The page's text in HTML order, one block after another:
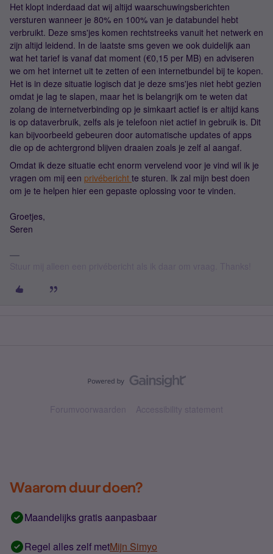
Het klopt inderdaad dat wij altijd waarschuwingsberichten
versturen wanneer je 80% en 100% van je databundel hebt
verbruikt. Deze sms'jes komen rechtstreeks vanuit het netwerk en
zijn altijd leidend. In de laatste sms geven we ook duidelijk aan
wat het tarief is vanaf dat moment (€0,15 per MB) en adviseren
we om het internet uit te zetten of een internetbundel bij te kopen.
Het is in deze situatie logisch dat je deze sms'jes niet hebt gezien
omdat je lag te slapen, maar het is belangrijk om te weten dat
zolang de internetverbinding op je simkaart actief is er altijd kans
is op dataverbruik, zelfs als je telefoon niet actief in gebruik is. Dit
kan bijvoorbeeld gebeuren door automatische updates of apps
die op de achtergrond blijven draaien zoals je zelf al aangaf.
Omdat ik deze situatie echt enorm vervelend voor je vind wil ik je
vragen om mij een privébericht te sturen. Ik zal mijn best doen
om je te helpen hier een gepaste oplossing voor te vinden.
Groetjes,
Seren
Forumvoorwaarden Accessibility statement
Waarom duur doen?
Maandelijks gratis aanpasbaar
Regel alles zelf metMijn Simyo